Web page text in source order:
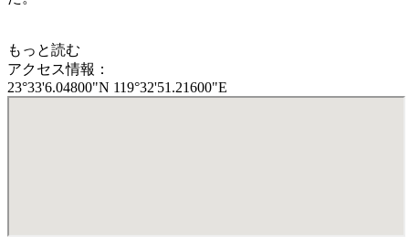
もっと読む
アクセス情報：
23°33'6.04800"N 119°32'51.21600"E